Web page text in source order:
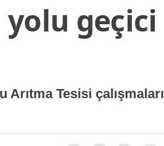
yolu geçici
Tesisi çalışmaları